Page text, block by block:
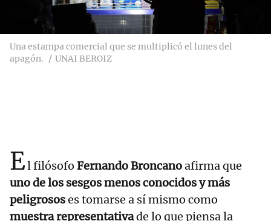
Una estampa comercial que se multiplicó el lunes del
apagón.
UNAI BEROIZ
El filósofo Fernando Broncanoafirma que
uno de los sesgos menos conocidos y más
peligrososes tomarse a sí mismo como
muestra representativade lo que piensa la